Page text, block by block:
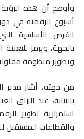
وأوضح أن هذه
أسبوع الرقمنة في
الفرص الأساسية
بالجهة، ويرمز
وتطوير منظومة
من جهته، أشار مدير
بالنيابة، عبد الرزاق
استمرارية تطوير
والقطاعات المستقبل